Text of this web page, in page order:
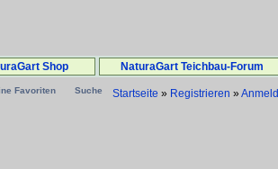
Shop NaturaGart Teichbau-Forum
Favoriten Suche Startseite » Registrieren »